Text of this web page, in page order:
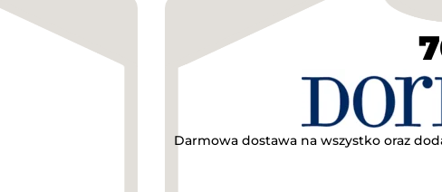
Darmowa dostawa na wszystko oraz